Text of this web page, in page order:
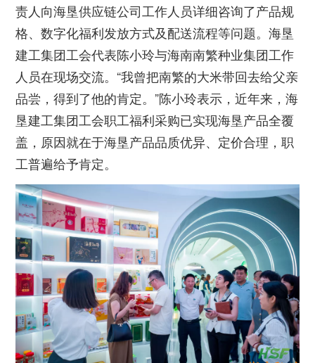
责人向海垦供应链公司工作人员详细咨询了产品规
格、数字化福利发放方式及配送流程等问题。海垦
建工集团工会代表陈小玲与海南南繁种业集团工作
人员在现场交流。“我曾把南繁的大米带回去给父亲
品尝，得到了他的肯定。”陈小玲表示，近年来，海
垦建工集团工会职工福利采购已实现海垦产品全覆
盖，原因就在于海垦产品品质优异、定价合理，职
工普遍给予肯定。